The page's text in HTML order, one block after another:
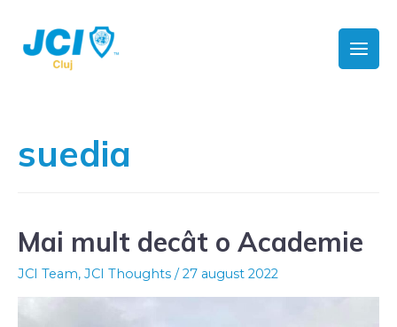
suedia
Mai mult decât o Academie
JCI Team, JCI Thoughts /27 august 2022